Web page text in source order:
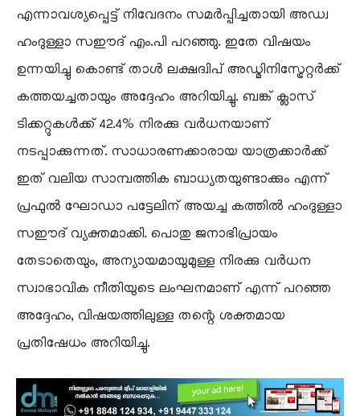
എന്നാവശ്യപ്പെട്ട് നിവേദനം സമർപ്പിച്ചതായി അഡ്വ
ഹംദുള്ളാ സഈദ് എം.പി പറഞ്ഞു. ഇതേ വിഷയം
ഉന്നയിച്ചു കൊണ്ട് താൾ ലക്ഷദ്വിപ് അഡ്മിനിസ്ട്രേറ്റർക്ക്
കത്തയച്ചതായും അദ്ദേഹം അറിയിച്ചു. ബങ്ക് ക്ലാസ്
ടിക്കറ്റുകൾക്ക് 42.4% നിരക്കു വർധനയാണ്
നടപ്പാക്കുന്നത്. സാധാരണക്കാരായ യാത്രക്കാർക്ക്
ഇത് വലിയ സാമ്പത്തിക ബാധ്യതയുണ്ടാക്കും എന്ന്
പ്രഫുൽ ഘോഡാ പട്ടേലിന് അയച്ച കത്തിൽ ഹംദുള്ളാ
സഈദ് വ്യക്തമാക്കി. പൊതു ജനാഭിപ്രായം
തേടാതെയും, അന്യായമായുമുള്ള നിരക്കു വർധന
സ്വാഭാവിക നീതിയുടെ ലംഘനമാണ് എന്ന് പറഞ്ഞ
അദ്ദേഹം, വിഷയത്തിലുള്ള തന്റെ ശക്തമായ
പ്രതിഷേധം അറിയിച്ചു.